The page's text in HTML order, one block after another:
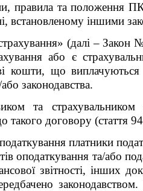
правила та положення
встановленому іншими
(далі – Закон
або є
кошти, що
законодавства.
та
такого договору (стаття
платники
оподаткування та/або
звітності, інших